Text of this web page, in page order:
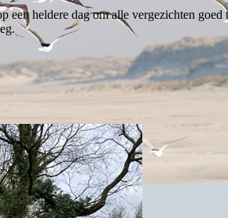
een heldere dag om alle vergezichten